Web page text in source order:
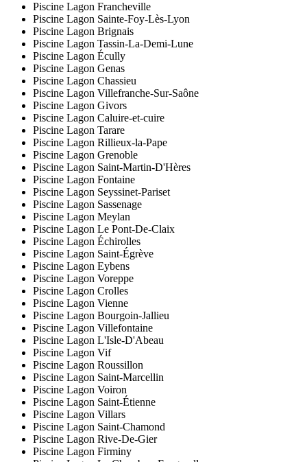
Piscine Lagon Francheville
Piscine Lagon Sainte-Foy-Lès-Lyon
Piscine Lagon Brignais
Piscine Lagon Tassin-La-Demi-Lune
Piscine Lagon Écully
Piscine Lagon Genas
Piscine Lagon Chassieu
Piscine Lagon Villefranche-Sur-Saône
Piscine Lagon Givors
Piscine Lagon Caluire-et-cuire
Piscine Lagon Tarare
Piscine Lagon Rillieux-la-Pape
Piscine Lagon Grenoble
Piscine Lagon Saint-Martin-D'Hères
Piscine Lagon Fontaine
Piscine Lagon Seyssinet-Pariset
Piscine Lagon Sassenage
Piscine Lagon Meylan
Piscine Lagon Le Pont-De-Claix
Piscine Lagon Échirolles
Piscine Lagon Saint-Égrève
Piscine Lagon Eybens
Piscine Lagon Voreppe
Piscine Lagon Crolles
Piscine Lagon Vienne
Piscine Lagon Bourgoin-Jallieu
Piscine Lagon Villefontaine
Piscine Lagon L'Isle-D'Abeau
Piscine Lagon Vif
Piscine Lagon Roussillon
Piscine Lagon Saint-Marcellin
Piscine Lagon Voiron
Piscine Lagon Saint-Étienne
Piscine Lagon Villars
Piscine Lagon Saint-Chamond
Piscine Lagon Rive-De-Gier
Piscine Lagon Firminy